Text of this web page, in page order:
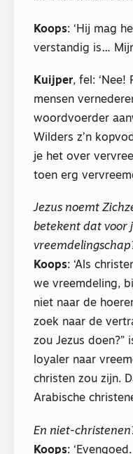
Koops: ‘Hij mag
verstandig is…
Kuijper, fel: ‘Nee!
mensen
woordvoerder
Wilders z’n
je het over
toen erg
Jezus noemt
betekent dat voor
Koops: ‘Als
we vreemdeling,
niet naar de
zoek naar de
zou Jezus doen?”
loyaler naar
christen zou zijn.
Arabische
En niet-
Koops: